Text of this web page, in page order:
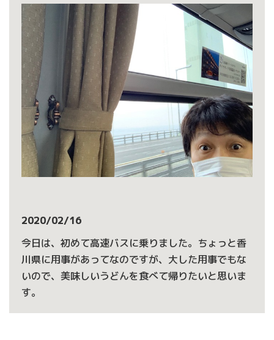
2020/02/16
今日は、初めて高速バスに乗りました。ちょっと香
川県に用事があってなのですが、大した用事でもな
いので、美味しいうどんを食べて帰りたいと思いま
す。